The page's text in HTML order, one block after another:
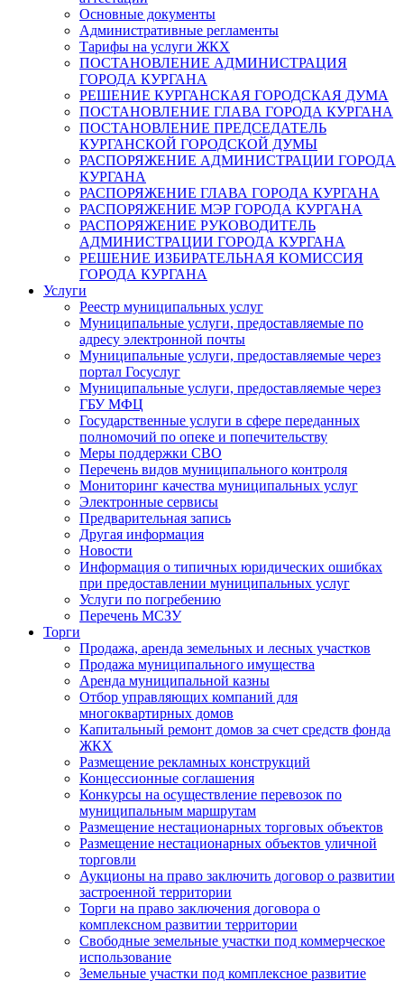
Основные документы
Административные регламенты
Тарифы на услуги ЖКХ
ПОСТАНОВЛЕНИЕ АДМИНИСТРАЦИЯ
ГОРОДА КУРГАНА
РЕШЕНИЕ КУРГАНСКАЯ ГОРОДСКАЯ ДУМА
ПОСТАНОВЛЕНИЕ ГЛАВА ГОРОДА КУРГАНА
ПОСТАНОВЛЕНИЕ ПРЕДСЕДАТЕЛЬ
КУРГАНСКОЙ ГОРОДСКОЙ ДУМЫ
РАСПОРЯЖЕНИЕ АДМИНИСТРАЦИИ ГОРОДА
КУРГАНА
РАСПОРЯЖЕНИЕ ГЛАВА ГОРОДА КУРГАНА
РАСПОРЯЖЕНИЕ МЭР ГОРОДА КУРГАНА
РАСПОРЯЖЕНИЕ РУКОВОДИТЕЛЬ
АДМИНИСТРАЦИИ ГОРОДА КУРГАНА
РЕШЕНИЕ ИЗБИРАТЕЛЬНАЯ КОМИССИЯ
ГОРОДА КУРГАНА
Услуги
Реестр муниципальных услуг
Муниципальные услуги, предоставляемые по
адресу электронной почты
Муниципальные услуги, предоставляемые через
портал Госуслуг
Муниципальные услуги, предоставляемые через
ГБУ МФЦ
Государственные услуги в сфере переданных
полномочий по опеке и попечительству
Меры поддержки СВО
Перечень видов муниципального контроля
Мониторинг качества муниципальных услуг
Электронные сервисы
Предварительная запись
Другая информация
Новости
Информация о типичных юридических ошибках
при предоставлении муниципальных услуг
Услуги по погребению
Перечень МСЗУ
Торги
Продажа, аренда земельных и лесных участков
Продажа муниципального имущества
Аренда муниципальной казны
Отбор управляющих компаний для
многоквартирных домов
Капитальный ремонт домов за счет средств фонда
ЖКХ
Размещение рекламных конструкций
Концессионные соглашения
Конкурсы на осуществление перевозок по
муниципальным маршрутам
Размещение нестационарных торговых объектов
Размещение нестационарных объектов уличной
торговли
Аукционы на право заключить договор о развитии
застроенной территории
Торги на право заключения договора о
комплексном развитии территории
Свободные земельные участки под коммерческое
использование
Земельные участки под комплексное развитие